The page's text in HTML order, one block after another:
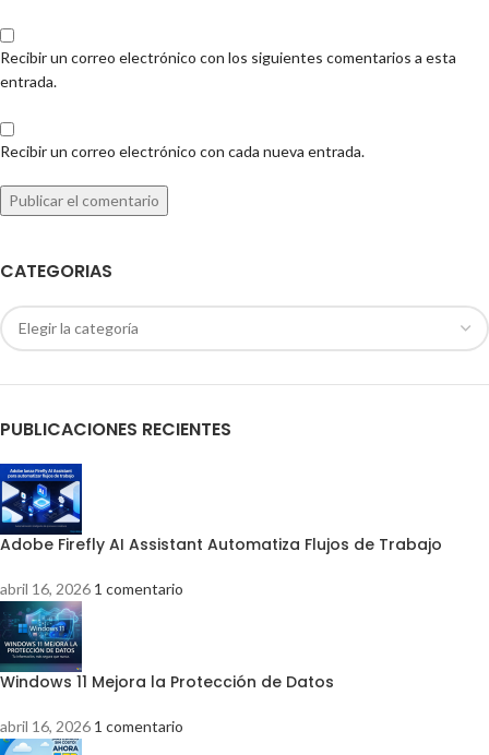
Recibir un correo electrónico con los siguientes comentarios a esta
entrada.
Recibir un correo electrónico con cada nueva entrada.
CATEGORIAS
PUBLICACIONES RECIENTES
Adobe Firefly AI Assistant Automatiza Flujos de Trabajo
abril 16, 2026 1 comentario
Windows 11 Mejora la Protección de Datos
abril 16, 2026 1 comentario